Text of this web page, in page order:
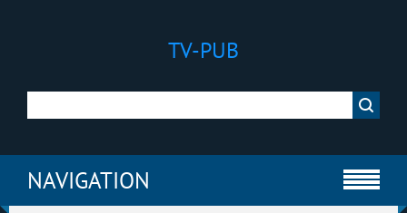
TV-PUB
NAVIGATION